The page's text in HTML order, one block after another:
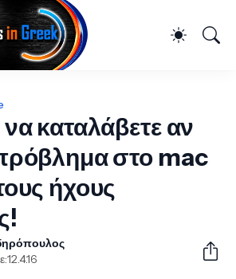
καταλάβετε αν
στο mac
ήχους
12.4.16